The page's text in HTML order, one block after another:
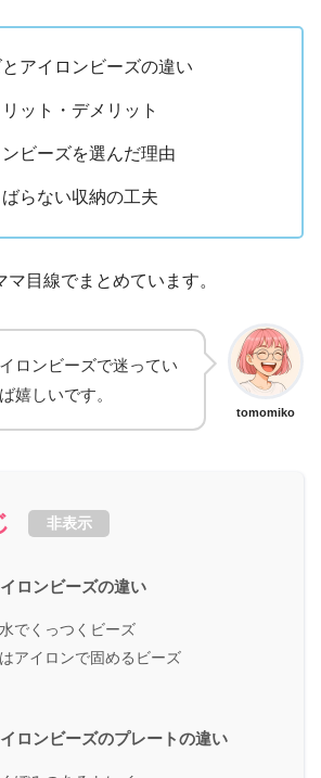
アイロンビーズの違い
ット・デメリット
ビーズを選んだ理由
らない収納の工夫
目線でまとめています。
tomomiko
ロンビーズで迷ってい
嬉しいです。
非表示
ロンビーズの違い
でくっつくビーズ
アイロンで固めるビーズ
ロンビーズのプレートの違い